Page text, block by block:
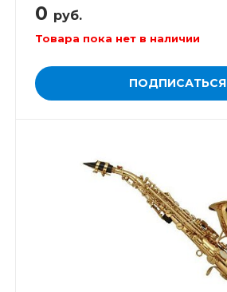
0 руб.
Товара пока нет в наличии
ПОДПИСАТЬСЯ